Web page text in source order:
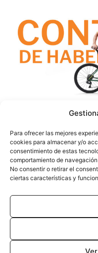
Para ofrecer las mejores
cookies para almacenar y/o
consentimiento de estas
comportamiento de
No consentir o retirar el
ciertas características y
Aviso Legal
Privacidad
reservados